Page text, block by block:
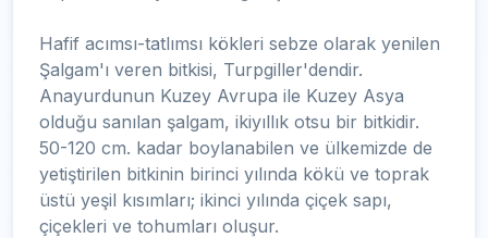
Hafif acımsı-tatlımsı kökleri sebze olarak yenilen
Şalgam'ı veren bitkisi, Turpgiller'dendir.
Anayurdunun Kuzey Avrupa ile Kuzey Asya
olduğu sanılan şalgam, ikiyıllık otsu bir bitkidir.
50-120 cm. kadar boylanabilen ve ülkemizde de
yetiştirilen bitkinin birinci yılında kökü ve toprak
üstü yeşil kısımları; ikinci yılında çiçek sapı,
çiçekleri ve tohumları oluşur.